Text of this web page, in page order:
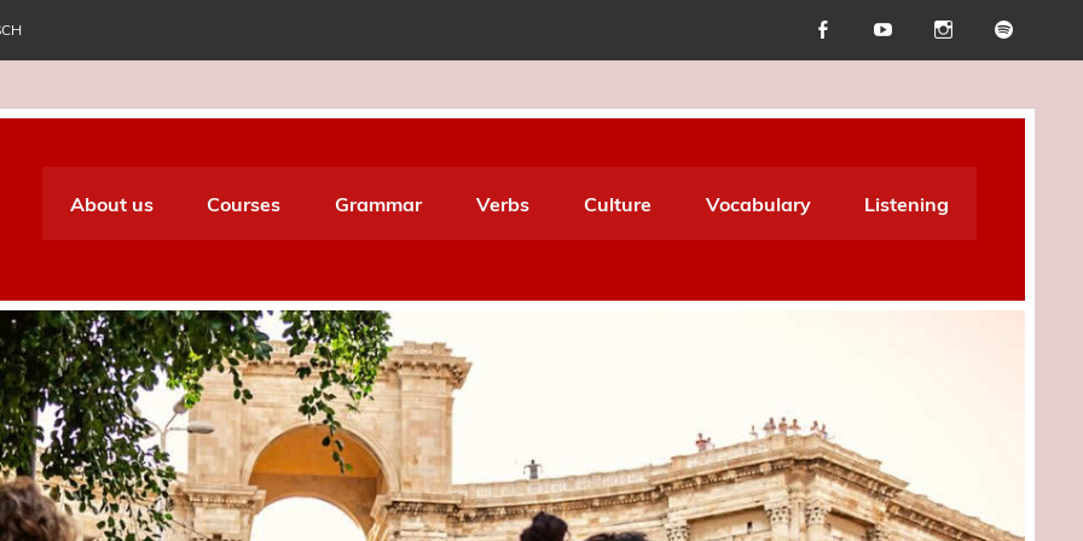
World Italiano
About us Courses Grammar Verbs Culture Vocabulary Listening